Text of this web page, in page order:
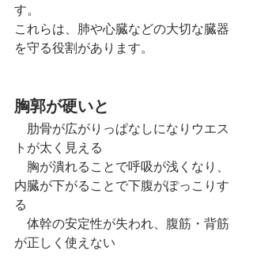
す。
これらは、肺や心臓などの大切な臓器
を守る役割があります。
胸郭が硬いと
肋骨が広がりっぱなしになりウエス
トが太く見える
胸が潰れることで呼吸が浅くなり、
内臓が下がることで下腹がぽっこりす
る
体幹の安定性が失われ、腹筋・背筋
が正しく使えない